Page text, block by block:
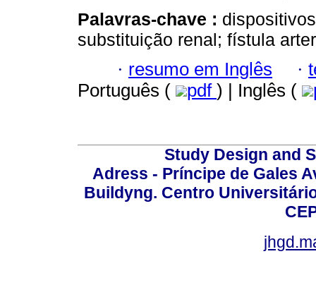
Palavras-chave :
substituição renal; fístula
· resumo em Inglês ·
Português (
pdf ) | Inglês (
Study Design and
Adress - Príncipe de Gales
Buildyng. Centro